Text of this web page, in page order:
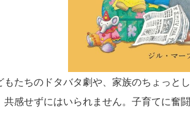
もたちのドタバタ劇や、家族のちょっと
共感せずにはいられません。子育てに奮